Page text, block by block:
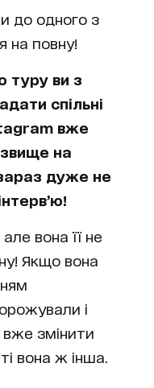
до одного з
на повну!
туру ви з
спільні
вже
на
дуже не
вона її не
Якщо вона
і
змінити
вона ж інша.